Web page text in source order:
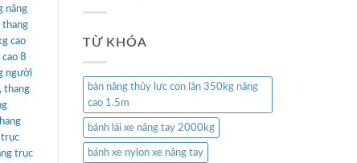
nâng
thang
cao
8
người
, thang
trục
trục
TỪ KHÓA
bàn nâng thủy lực con lăn 350kg nâng
cao 1.5m
bánh lái xe nâng tay 2000kg
bánh xe nylon xe nâng tay